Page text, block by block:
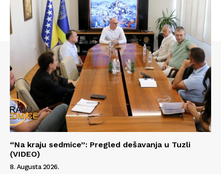
“Na kraju sedmice”: Pregled dešavanja u Tuzli
(VIDEO)
8. Augusta 2026.